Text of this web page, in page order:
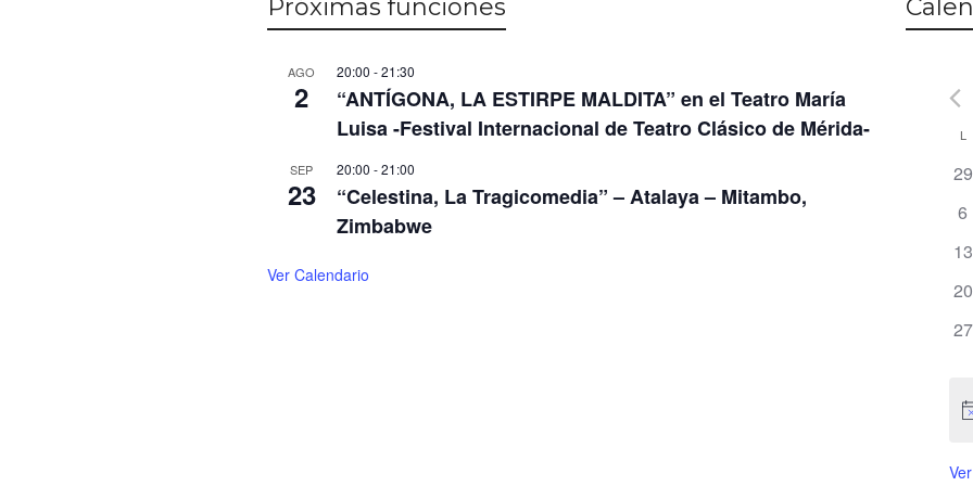
Próximas funciones
AGO
2
20:00 -21:30
“ANTÍGONA, LA ESTIRPE MALDITA” en el Teatro María
Luisa -Festival Internacional de Teatro Clásico de Mérida-
SEP
23
20:00 -21:00
“Celestina, La Tragicomedia” – Atalaya – Mitambo,
Zimbabwe
Ver Calendario
de
L
0
29
0
6
0
13
0
20
0
27